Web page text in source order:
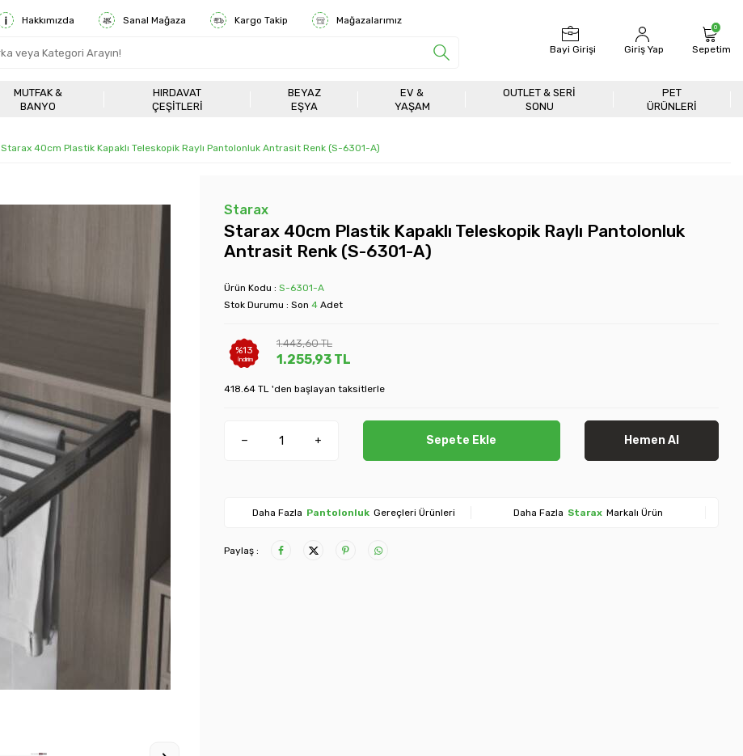
Hakkımızda Sanal Mağaza Kargo Takip Mağazalarımız
Bayi Girişi Giriş Yap
0
Sepetim
MUTFAK &
BANYO
HIRDAVAT
ÇEŞITLERI
BEYAZ
EŞYA
EV &
YAŞAM
OUTLET & SERI
SONU
PET
ÜRÜNLERİ
Starax 40cm Plastik Kapaklı Teleskopik Raylı Pantolonluk Antrasit Renk (S-6301-A)
Starax
Starax 40cm Plastik Kapaklı Teleskopik Raylı Pantolonluk
Antrasit Renk (S-6301-A)
Ürün Kodu : S-6301-A
Stok Durumu : Son 4 Adet
%13
İndirim
1.443,60TL
1.255,93 TL
418.64 TL 'den başlayan taksitlerle
Sepete Ekle Hemen Al
Daha Fazla Pantolonluk Gereçleri Ürünleri Daha Fazla Starax Markalı Ürün
Paylaş :